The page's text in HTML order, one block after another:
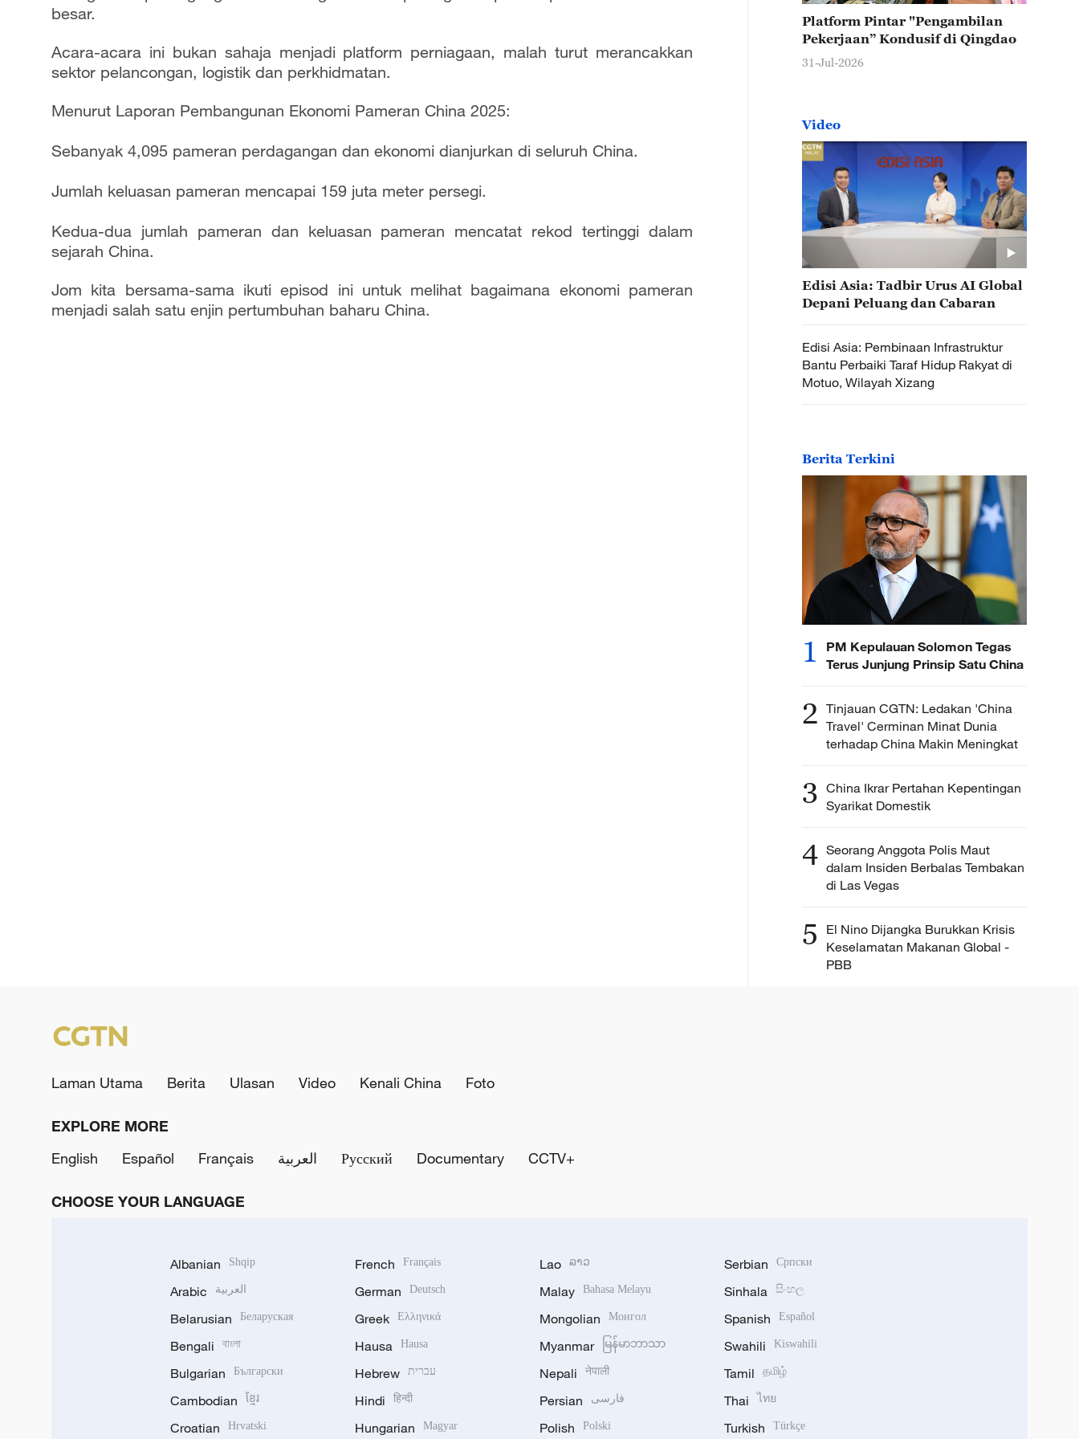
a
V
i
d
e
o
besar.
Acara-acara ini bukan sahaja menjadi platform perniagaan, malah turut merancakkan
sektor pelancongan, logistik dan perkhidmatan.
Menurut Laporan Pembangunan Ekonomi Pameran China 2025:
Sebanyak 4,095 pameran perdagangan dan ekonomi dianjurkan di seluruh China.
Jumlah keluasan pameran mencapai 159 juta meter persegi.
Kedua-dua jumlah pameran dan keluasan pameran mencatat rekod tertinggi dalam
sejarah China.
Jom kita bersama-sama ikuti episod ini untuk melihat bagaimana ekonomi pameran
menjadi salah satu enjin pertumbuhan baharu China.
Platform Pintar "Pengambilan
Pekerjaan” Kondusif di Qingdao
31-Jul-2026
Video
Edisi Asia: Tadbir Urus AI Global
Depani Peluang dan Cabaran
Edisi Asia: Pembinaan Infrastruktur
Bantu Perbaiki Taraf Hidup Rakyat di
Motuo, Wilayah Xizang
Berita Terkini
1
PM Kepulauan Solomon Tegas
Terus Junjung Prinsip Satu China
2 Tinjauan CGTN: Ledakan 'China
Travel' Cerminan Minat Dunia
terhadap China Makin Meningkat
3 China Ikrar Pertahan Kepentingan
Syarikat Domestik
4 Seorang Anggota Polis Maut
dalam Insiden Berbalas Tembakan
di Las Vegas
5
El Nino Dijangka Burukkan Krisis
Keselamatan Makanan Global -
PBB
Laman Utama Berita Ulasan Video Kenali China Foto
EXPLORE MORE
English
Español Français العربية Русский Documentary CCTV+
CHOOSE YOUR LANGUAGE
Albanian Shqip
Arabic العربية
Belarusian Беларуская
Bengali বাংলা
Bulgarian Български
Cambodian ខ្មែរ
Croatian Hrvatski
French Français
German Deutsch
Greek Ελληνικά
Hausa Hausa
Hebrew עברית
Hindi हिन्दी
Hungarian Magyar
Lao ລາວ
Malay Bahasa Melayu
Mongolian Монгол
Myanmar မြန်မာဘာသာ
Nepali नेपाली
Persian فارسی
Polish Polski
Serbian Српски
Sinhala සිංහල
Spanish Español
Swahili Kiswahili
Tamil தமிழ்
Thai ไทย
Turkish Türkçe